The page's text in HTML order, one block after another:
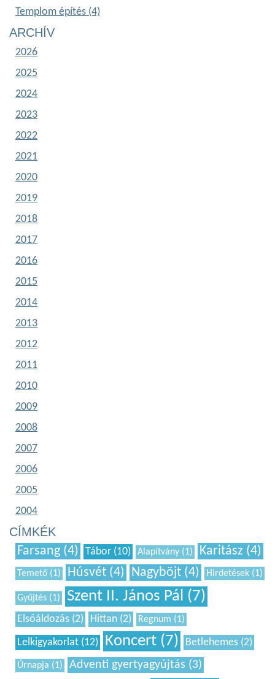
Templom építés (4)
ARCHÍV
2026
2025
2024
2023
2022
2021
2020
2019
2018
2017
2016
2015
2014
2013
2012
2011
2010
2009
2008
2007
2006
2005
2004
CÍMKÉK
Farsang (4) Tábor (10) Alapítvány (1) Karitász (4)
Temető (1) Húsvét (4) Nagyböjt (4) Hirdetések (1)
Gyűjtés (1) Szent II. János Pál (7)
Elsőáldozás (2) Hittan (2) Regnum (1)
Lelkigyakorlat (12) Koncert (7) Betlehemes (2)
Úrnapja (1) Adventi gyertyagyújtás (3)